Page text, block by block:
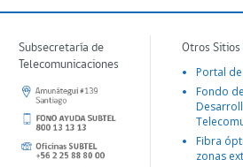
Subsecretaría de
Telecomunicaciones
Otros
Portal
Fondo
Fibra
zonas